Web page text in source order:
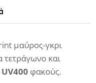
μαύρος-γκρι
τετράγωνο και
UV400 φακούς.